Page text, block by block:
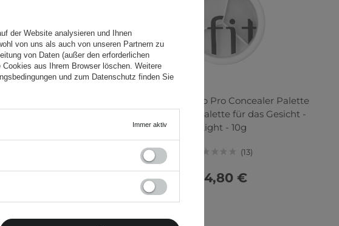
TFIT - Cover Up Pro Concealer Palette
- Abdeckstiftpalette für das Gesicht -
Light - 10g
13
14,80 €
der Website analysieren und Ihnen
von uns als auch von unseren Partnern zu
von Daten (außer den erforderlichen
aus Ihrem Browser löschen. Weitere
und zum Datenschutz finden Sie
Immer aktiv